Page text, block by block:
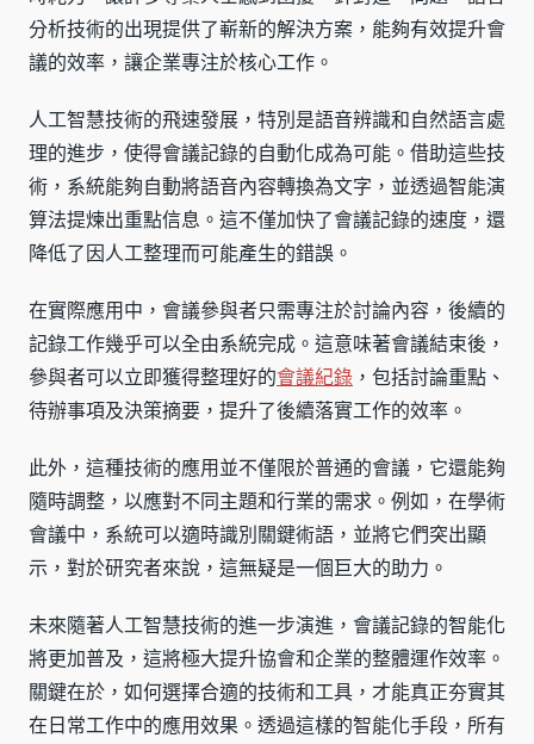
分析技術的出現提供了嶄新的解決方案，能夠有效提升會
議的效率，讓企業專注於核心工作。
人工智慧技術的飛速發展，特別是語音辨識和自然語言處
理的進步，使得會議記錄的自動化成為可能。借助這些技
術，系統能夠自動將語音內容轉換為文字，並透過智能演
算法提煉出重點信息。這不僅加快了會議記錄的速度，還
降低了因人工整理而可能產生的錯誤。
在實際應用中，會議參與者只需專注於討論內容，後續的
記錄工作幾乎可以全由系統完成。這意味著會議結束後，
參與者可以立即獲得整理好的會議紀錄 ，包括討論重點、
待辦事項及決策摘要，提升了後續落實工作的效率。
此外，這種技術的應用並不僅限於普通的會議，它還能夠
隨時調整，以應對不同主題和行業的需求。例如，在學術
會議中，系統可以適時識別關鍵術語，並將它們突出顯
示，對於研究者來說，這無疑是一個巨大的助力。
未來隨著人工智慧技術的進一步演進，會議記錄的智能化
將更加普及，這將極大提升協會和企業的整體運作效率。
關鍵在於，如何選擇合適的技術和工具，才能真正夯實其
在日常工作中的應用效果。透過這樣的智能化手段，所有